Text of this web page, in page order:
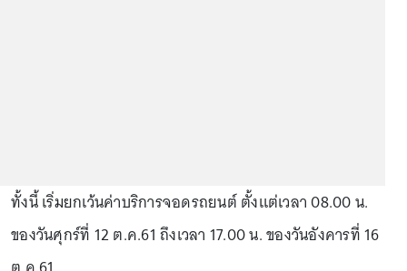
ทั้งนี้ เริ่มยกเว้นค่าบริการจอดรถยนต์ ตั้งแต่เวลา 08.00 น.
ของวันศุกร์ที่ 12 ต.ค.61 ถึงเวลา 17.00 น. ของวันอังคารที่ 16